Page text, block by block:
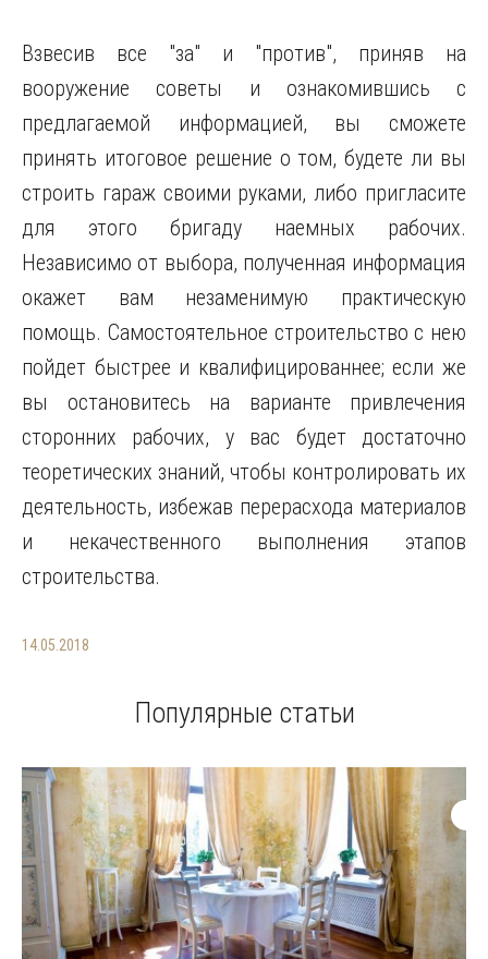
Взвесив все "за" и "против", приняв на
вооружение советы и ознакомившись с
предлагаемой информацией, вы сможете
принять итоговое решение о том, будете ли вы
строить гараж своими руками, либо пригласите
для этого бригаду наемных рабочих.
Независимо от выбора, полученная информация
окажет вам незаменимую практическую
помощь. Самостоятельное строительство с нею
пойдет быстрее и квалифицированнее; если же
вы остановитесь на варианте привлечения
сторонних рабочих, у вас будет достаточно
теоретических знаний, чтобы контролировать их
деятельность, избежав перерасхода материалов
и некачественного выполнения этапов
строительства.
14.05.2018
Популярные статьи